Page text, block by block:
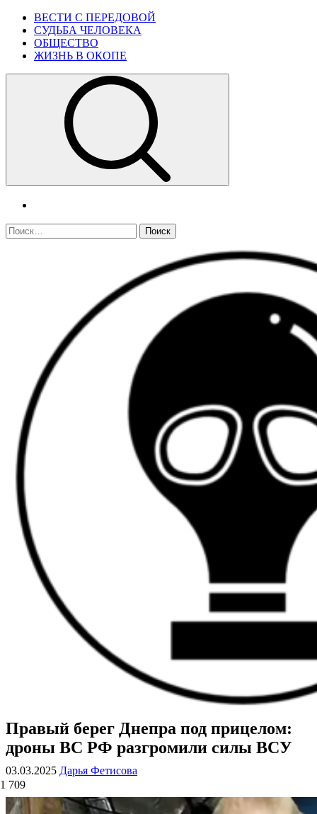
Skip
content
Primary
Menu
ВЕСТИ С ПЕРЕДОВОЙ
СУДЬБА ЧЕЛОВЕКА
ОБЩЕСТВО
ЖИЗНЬ В ОКОПЕ
Найти:
ВОЕННЫЕ СТРАНИЦЫ
СТАТЬИ ВОЕННОЙ ТЕМАТИКИ
Правый берег Днепра под прицелом:
дроны ВС РФ разгромили силы ВСУ
03.03.2025 Дарья Фетисова
1 709